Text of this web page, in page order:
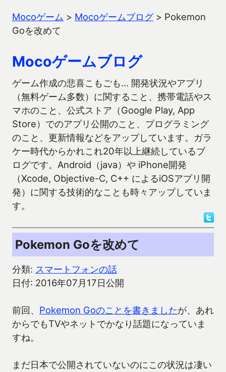
Mocoゲーム > Mocoゲームブログ> Pokemon
Goを改めて
Mocoゲームブログ
ゲーム作成の悲喜こもごも… 開発状況やアプリ
（無料ゲーム多数）に関すること、携帯電話やス
マホのこと、公式ストア（Google Play, App
Store）でのアプリ公開のこと、プログラミング
のこと、更新情報などをアップしています。ガラ
ケー時代からかれこれ20年以上継続しているブ
ログです。Android（java）や iPhone開発
（Xcode, Objective-C, C++ によるiOSアプリ開
発）に関する技術的なことも時々アップしていま
す。
Pokemon Goを改めて
分類: スマートフォンの話
日付: 2016年07月17日公開
前回、 Pokemon Goのことを書きましたが、あれ
からでもTVやネットでかなり話題になっていま
すね。
まだ日本で公開されていないのにこの状況は凄い